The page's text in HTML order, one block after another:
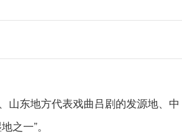
东地方代表戏曲吕剧的发源地、中
之一”。